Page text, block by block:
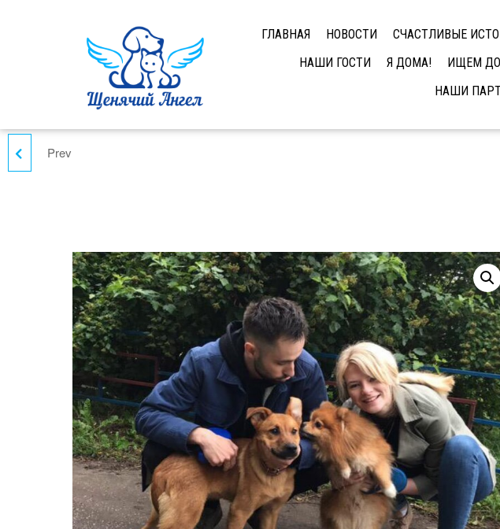
ГЛАВНАЯ НОВОСТИ СЧАСТЛИВЫЕ
НАШИ ГОСТИ
Я ДОМА! ИЩЕМ
НАШИ
Prev